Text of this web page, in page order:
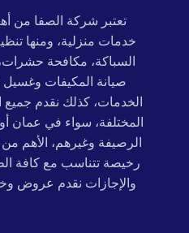
تعتبر شركة الصفا من
خدمات منزلية، ومنها
السباكة، مكافحة
صيانة المكيفات
الخدمات، كذلك نقدم جميع
المختلفة، سواء في عمان أو
الرصيفة وغيرهم، الأهم من
رخيصة تتناسب مع كافة
والإجازات نقدم عروض